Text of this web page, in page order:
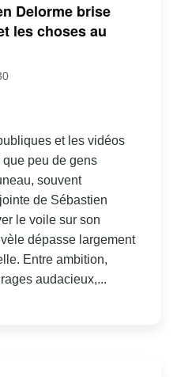
Delorme brise
les choses au
et les vidéos
peu de gens
souvent
de Sébastien
le voile sur son
dépasse largement
Entre ambition,
audacieux,...